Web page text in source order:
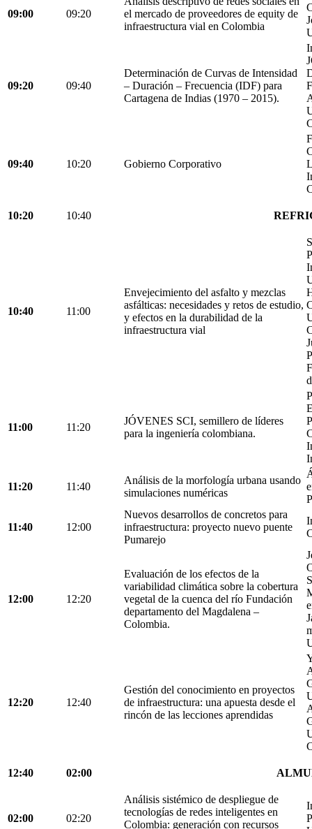
09:00 09:20
el mercado de proveedores de equity de
infraestructura vial en Colombia
09:20 09:40
Determinación de Curvas de Intensidad
– Duración – Frecuencia (IDF) para
Cartagena de Indias (1970 – 2015).
09:40 10:20 Gobierno Corporativo
10:20 10:40
10:40 11:00
Envejecimiento del asfalto y mezclas
asfálticas: necesidades y retos de estudio,
y efectos en la durabilidad de la
infraestructura vial
11:00 11:20
JÓVENES SCI, semillero de líderes
para la ingeniería colombiana.
11:20 11:40
Análisis de la morfología urbana usando
simulaciones numéricas
11:40 12:00
Nuevos desarrollos de concretos para
infraestructura: proyecto nuevo puente
Pumarejo
12:00 12:20
Evaluación de los efectos de la
variabilidad climática sobre la cobertura
vegetal de la cuenca del río Fundación
departamento del Magdalena –
Colombia.
12:20 12:40
Gestión del conocimiento en proyectos
de infraestructura: una apuesta desde el
rincón de las lecciones aprendidas
12:40 02:00
02:00 02:20
Análisis sistémico de despliegue de
tecnologías de redes inteligentes en
Colombia: generación con recursos